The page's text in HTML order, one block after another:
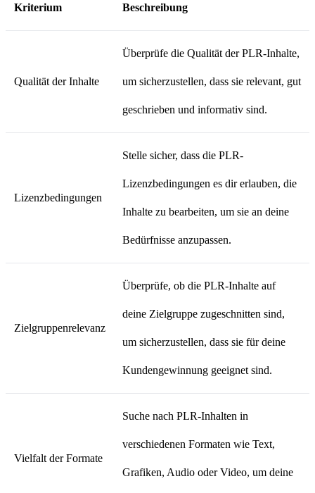
Kriterium Beschreibung
Qualität der Inhalte
Überprüfe die Qualität der PLR-Inhalte,
um sicherzustellen, dass sie relevant, gut
geschrieben und informativ sind.
Lizenzbedingungen
Stelle sicher, dass die PLR-
Lizenzbedingungen es dir erlauben, die
Inhalte zu bearbeiten, um sie an deine
Bedürfnisse anzupassen.
Zielgruppenrelevanz
Überprüfe, ob die PLR-Inhalte auf
deine Zielgruppe zugeschnitten sind,
um sicherzustellen, dass sie für deine
Kundengewinnung geeignet sind.
Vielfalt der Formate
Suche nach PLR-Inhalten in
verschiedenen Formaten wie Text,
Grafiken, Audio oder Video, um deine